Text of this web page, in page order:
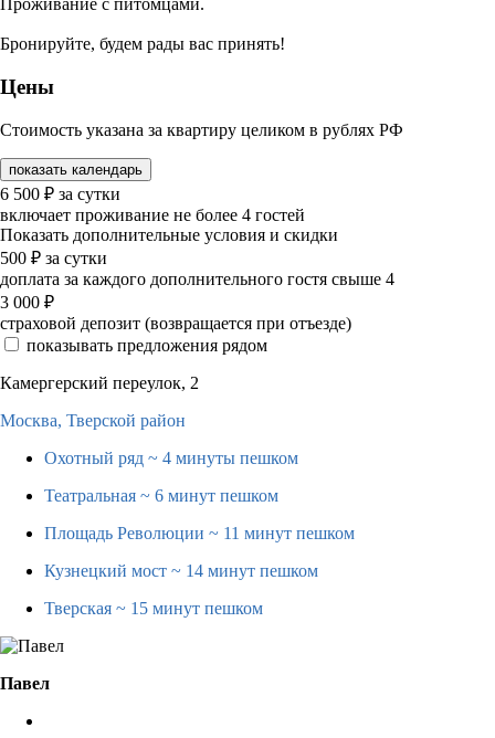
Проживание с питомцами.
Бронируйте, будем рады вас принять!
Цены
Стоимость указана за квартиру целиком в рублях РФ
показать календарь
6 500 ₽ за сутки
включает проживание не более 4 гостей
Показать дополнительные условия и скидки
500 ₽ за сутки
доплата за каждого дополнительного гостя свыше 4
3 000 ₽
страховой депозит (возвращается при отъезде)
показывать предложения рядом
Камергерский переулок, 2
Москва, Тверской район
Охотный ряд ~ 4 минуты пешком
Театральная ~ 6 минут пешком
Площадь Революции ~ 11 минут пешком
Кузнецкий мост ~ 14 минут пешком
Тверская ~ 15 минут пешком
Павел